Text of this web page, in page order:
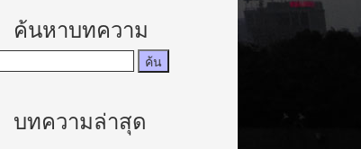
ค้นหาบทความ
บทความล่าสุด